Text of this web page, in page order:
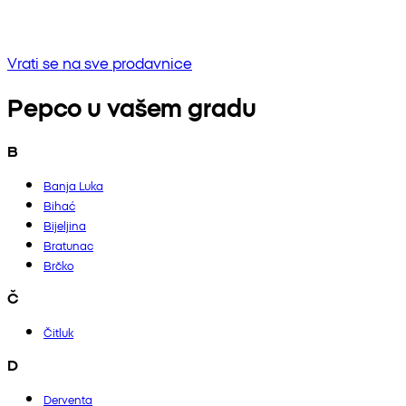
Vrati se na sve prodavnice
Pepco u vašem gradu
B
Banja Luka
Bihać
Bijeljina
Bratunac
Brčko
Č
Čitluk
D
Derventa